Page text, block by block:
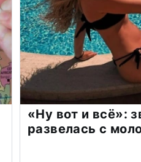
«Ну вот и всё»:
развелась с